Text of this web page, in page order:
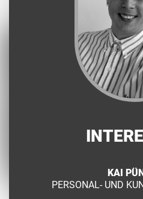
KAI
PERSONAL- UND